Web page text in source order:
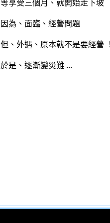
等享受三個月、就開始走下坡
因為、面臨、經營問題
但、外遇、原本就不是要經營
於是、逐漸變災難 ...